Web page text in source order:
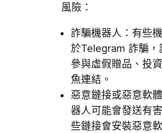
風險：
詐騙機器人：有些
於Telegram 詐騙，
參與虛假贈品、投
魚連結。
惡意鏈接或惡意軟
器人可能會發送有
些鏈接會安裝惡意